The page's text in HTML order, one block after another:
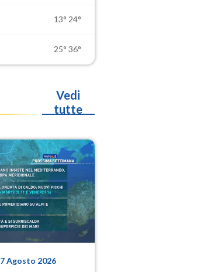
13° 24°
25° 36°
Vedi
tutte
7 Agosto 2026